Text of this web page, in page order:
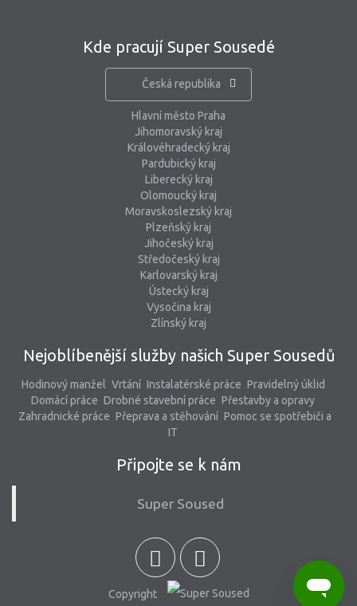
Kde pracují Super Sousedé
Česká republika
Hlavní město Praha
Jihomoravský kraj
Královéhradecký kraj
Pardubický kraj
Liberecký kraj
Olomoucký kraj
Moravskoslezský kraj
Plzeňský kraj
Jihočeský kraj
Středočeský kraj
Karlovarský kraj
Ústecký kraj
Vysočina kraj
Zlínský kraj
Nejoblíbenější služby našich Super Sousedů
Hodinový manžel Vrtání Instalatérské práce Pravidelný úklid
Domácí práce Drobné stavební práce Přestavby a opravy
Zahradnické práce Přeprava a stěhování Pomoc se spotřebiči a
IT
Připojte se k nám
Super Soused
Copyright